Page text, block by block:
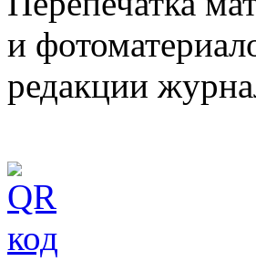
и
редакции